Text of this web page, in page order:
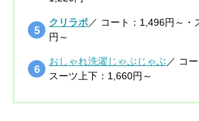
クリラボ／ コート：1,496円～・
円～
おしゃれ洗濯じゃぶじゃぶ ／ コ
スーツ上下：1,660円～